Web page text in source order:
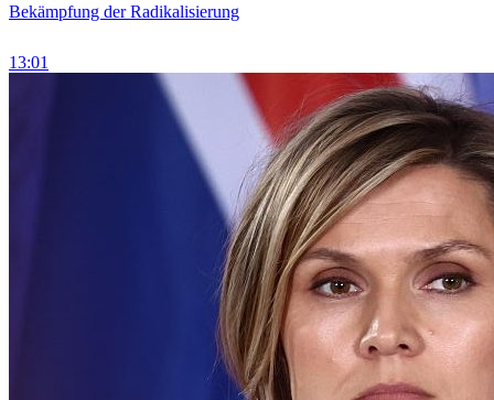
Bekämpfung der Radikalisierung
13:01